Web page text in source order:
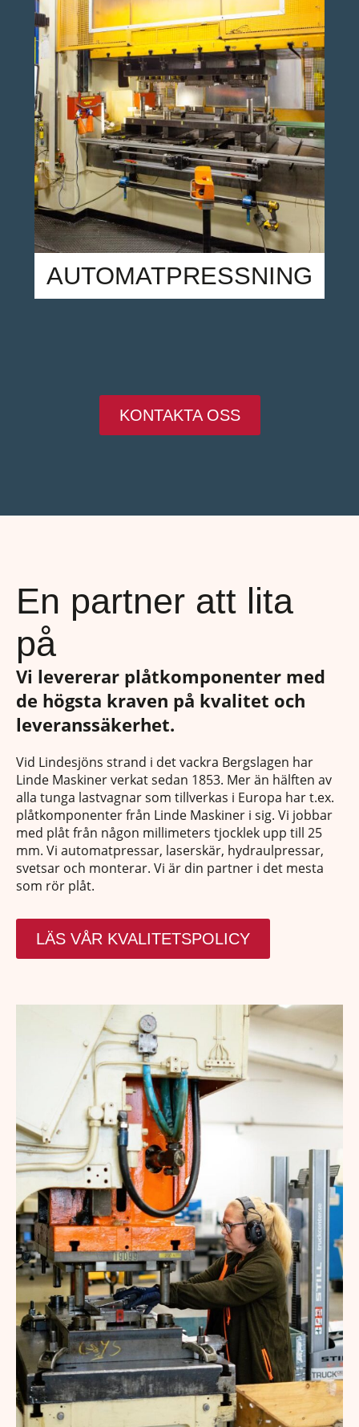
AUTOMATPRESSNING
KONTAKTA OSS
En partner att lita
på
Vi levererar plåtkomponenter med
de högsta kraven på kvalitet och
leveranssäkerhet.
Vid Lindesjöns strand i det vackra Bergslagen har
Linde Maskiner verkat sedan 1853. Mer än hälften av
alla tunga lastvagnar som tillverkas i Europa har t.ex.
plåtkomponenter från Linde Maskiner i sig. Vi jobbar
med plåt från någon millimeters tjocklek upp till 25
mm. Vi automatpressar, laserskär, hydraulpressar,
svetsar och monterar. Vi är din partner i det mesta
som rör plåt.
LÄS VÅR KVALITETSPOLICY